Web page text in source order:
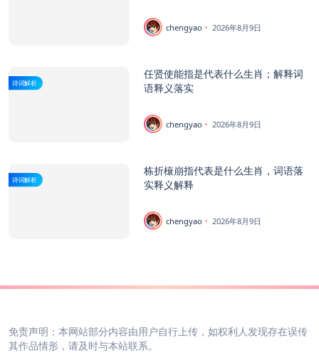
chengyao 2026年8月9日
诗词解析
任贤使能指是代表什么生肖；解释词
语释义落实
chengyao 2026年8月9日
诗词解析
栋折榱崩指代表是什么生肖，词语落
实释义解释
chengyao 2026年8月9日
免责声明：本网站部分内容由用户自行上传，如权利人发现存在误传
其作品情形，请及时与本站联系。